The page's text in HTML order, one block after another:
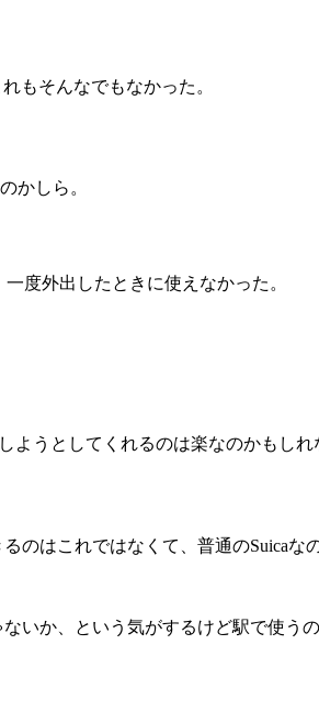
もそんなでもなかった。
かしら。
度外出したときに使えなかった。
うとしてくれるのは楽なのかもしれ
のはこれではなくて、普通のSuicaな
いか、という気がするけど駅で使う